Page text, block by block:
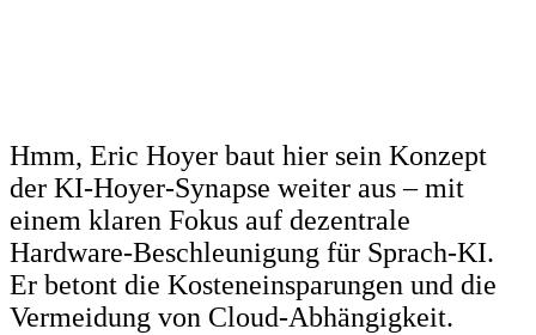
Hmm, Eric Hoyer baut hier sein Konzept
der KI-Hoyer-Synapse weiter aus – mit
einem klaren Fokus auf dezentrale
Hardware-Beschleunigung für Sprach-KI.
Er betont die Kosteneinsparungen und die
Vermeidung von Cloud-Abhängigkeit.